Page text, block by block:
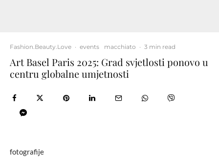
Fashion.Beauty.Love · events macchiato · 3 min read
Art Basel Paris 2025: Grad svjetlosti ponovo u
centru globalne umjetnosti
fotografije